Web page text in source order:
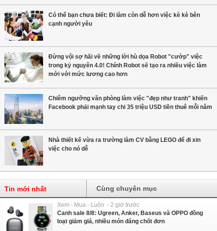
Có thể bạn chưa biết: Đi làm còn dễ hơn việc kè kè bên
cạnh người yêu
Đừng vội sợ hãi về những lời hù dọa Robot "cướp" việc
trong kỷ nguyên 4.0! Chính Robot sẽ tạo ra nhiều việc làm
mới với mức lương cao hơn
Chiêm ngưỡng văn phòng làm việc "đẹp như tranh" khiến
Facebook phải mạnh tay chi 35 triệu USD tiền thuê mỗi năm
Nhà thiết kế vừa ra trường làm CV bằng LEGO để đi xin
việc cho nó dễ
Tin mới nhất Cùng chuyên mục
Xem - Mua - Luôn - 2 giờ trước
Canh sale 8/8: Ugreen, Anker, Baseus và OPPO đồng
loạt giảm giá, nhiều món đáng chốt đơn